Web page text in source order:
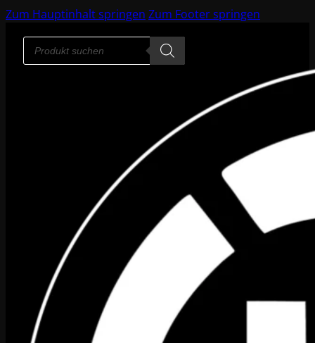
Zum Hauptinhalt springen Zum Footer springen
Products
search